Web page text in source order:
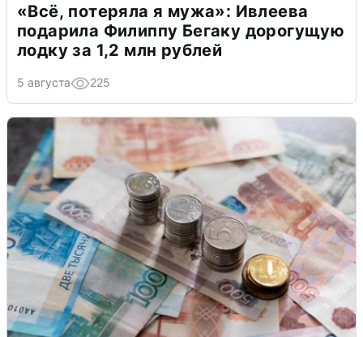
«Всё, потеряла я мужа»: Ивлеева
подарила Филиппу Бегаку дорогущую
лодку за 1,2 млн рублей
5 августа 225